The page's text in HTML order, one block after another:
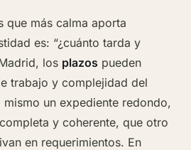
que más calma aporta
es: “¿cuánto tarda y
los plazos pueden
trabajo y complejidad del
un expediente redondo,
y coherente, que otro
en requerimientos. En